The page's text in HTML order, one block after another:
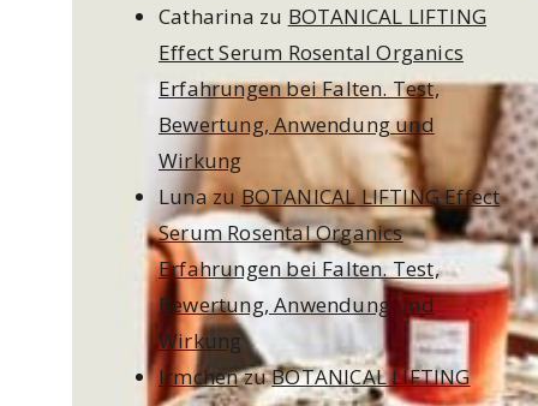
Catharina zu BOTANICAL LIFTING
Effect Serum Rosental Organics
Erfahrungen bei Falten. Test,
Bewertung, Anwendung und
Wirkung
LunazuBOTANICAL LIFTING Effect
Serum Rosental Organics
Erfahrungen bei Falten. Test,
Bewertung, Anwendung und
Wirkung
IrmchenzuBOTANICAL LIFTING